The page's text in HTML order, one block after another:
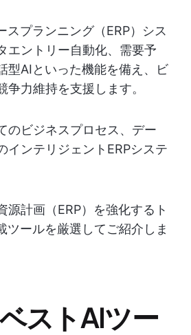
スプランニング（ERP）シス
エントリー自動化、需要予
型AIといった機能を備え、ビ
争力維持を支援します。
のビジネスプロセス、デー
インテリジェントERPシステ
源計画（ERP）を強化するト
ツールを厳選してご紹介しま
ストAIツー